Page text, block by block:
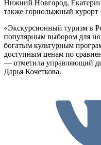
Нижний Новгород,
также горнолыжный курорт
«Экскурсионный туризм в
популярным выбором для
богатым культурным
доступным ценам по
— отметила управляющий
Дарья Кочеткова.